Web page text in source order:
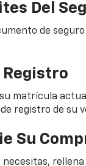
Del
de
Registro
matrícula
registro de su
Su
necesitas,